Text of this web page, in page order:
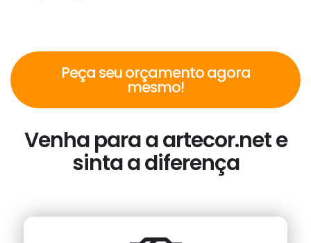
Peça seu orçamento agora
mesmo!
Venha para a artecor.net e
sinta a diferença